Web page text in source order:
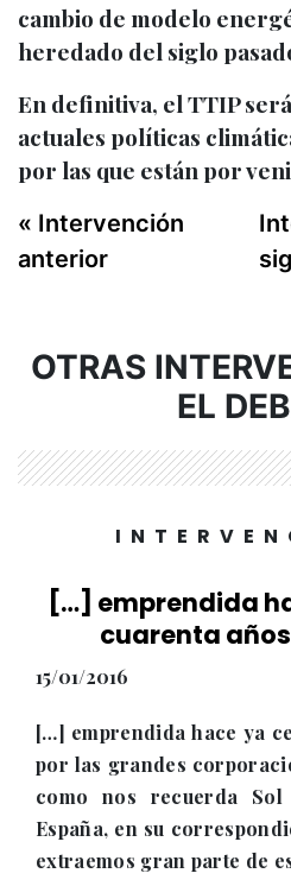
cambio de modelo
heredado del siglo
En definitiva, el TTIP
actuales políticas
por las que están por
« Intervención
anterior
OTRAS
EL
[…] emprendida
cuarenta
15/01/2016
[…] emprendida hace ya
por las grandes
como nos recuerda Sol
España, en su
extraemos gran parte de